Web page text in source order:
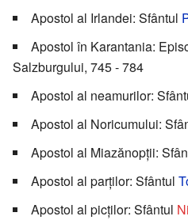
Apostol al Irlandei: Sfântul
Apostol în Karantania:
Salzburgului, 745 - 784
Apostol al neamurilor:
Apostol al Noricumului:
Apostol al Miazănopții:
Apostol al parților: Sfântul
Apostol al picților: Sfântul